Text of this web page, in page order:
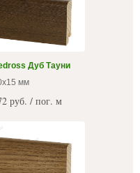
Дуб Тауни
мм
руб. / пог. м